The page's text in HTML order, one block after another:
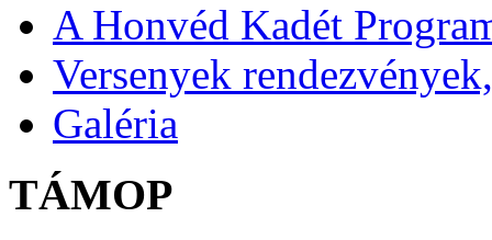
A Honvéd Kadét
Versenyek
Galéria
TÁMOP